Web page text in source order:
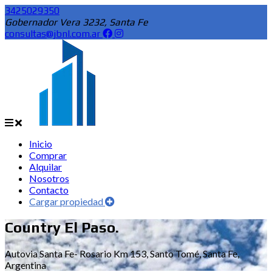
3425029350
Gobernador Vera 3232, Santa Fe
consultas@jbnl.com.ar
Inicio
Comprar
Alquilar
Nosotros
Contacto
Cargar propiedad
Country El Paso.
Autovia Santa Fe- Rosario Km 153, Santo Tomé, Santa Fe,
Argentina